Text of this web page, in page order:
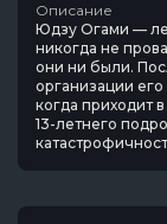
Описание
Юдзу Огами —
никогда не
они ни были.
организации его
когда приходит
13-летнего